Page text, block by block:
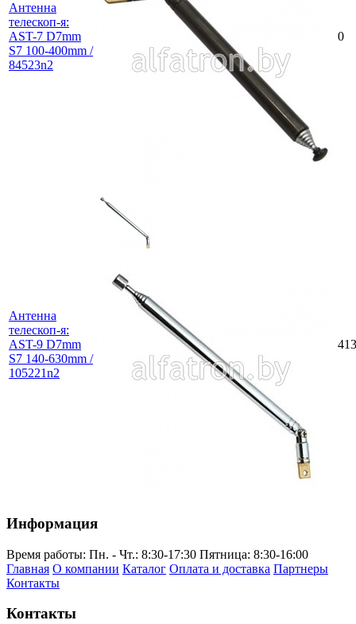
Антенна
телескоп-я:
AST-7 D7mm
S7 100-400mm /
84523n2
0
Антенна
телескоп-я:
AST-9 D7mm
S7 140-630mm /
105221n2
Информация
Время работы: Пн. - Чт.: 8:30-17:30 Пятница: 8:30-16:00
Главная О компании Каталог Оплата и доставка Партнеры
Контакты
Контакты